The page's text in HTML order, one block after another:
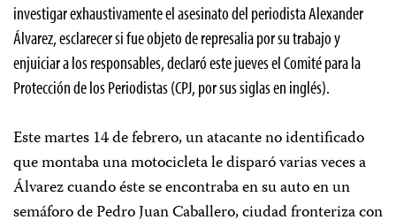
investigar exhaustivamente el asesinato del periodista Alexander
Álvarez, esclarecer si fue objeto de represalia por su trabajo y
enjuiciar a los responsables, declaró este jueves el Comité para la
Protección de los Periodistas (CPJ, por sus siglas en inglés).
Este martes 14 de febrero, un atacante no identificado
que montaba una motocicleta le disparó varias veces a
Álvarez cuando éste se encontraba en su auto en un
semáforo de Pedro Juan Caballero, ciudad fronteriza con